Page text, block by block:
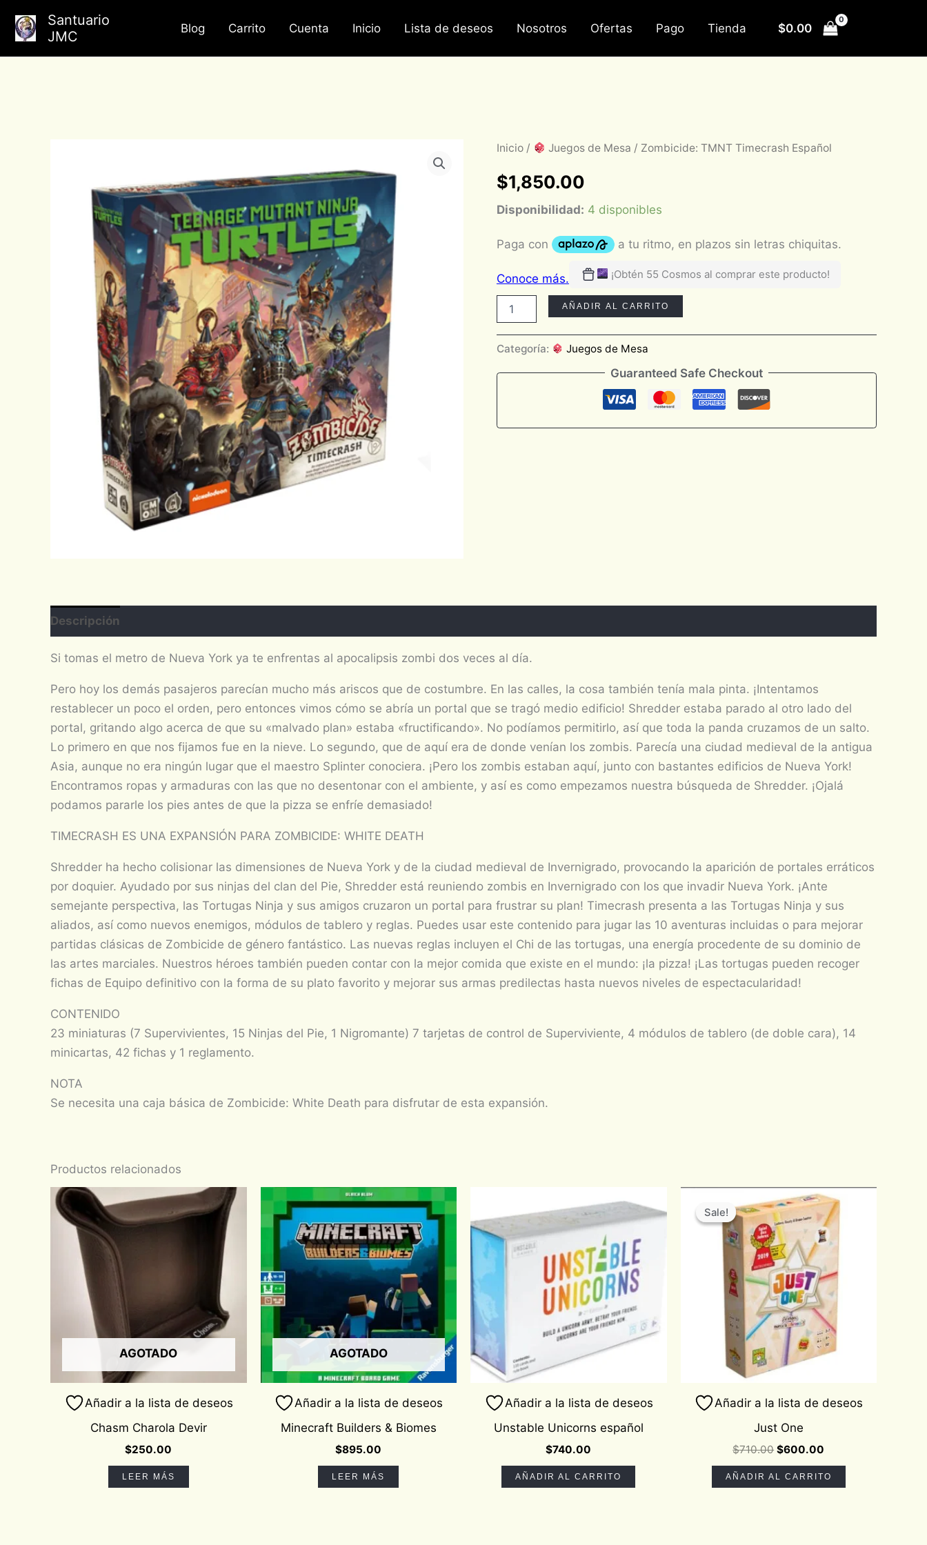
Santuario
JMC
Blog Carrito Cuenta Inicio Lista de deseos Nosotros Ofertas Pago Tienda $0.00
Inicio/ Juegos de Mesa / Zombicide: TMNT Timecrash Español
$1,850.00
Disponibilidad: 4 disponibles
¡Obtén 55 Cosmos al comprar este producto!
Zombicide:
Timecrash
Español
AÑADIR AL CARRITO
Categoría: Juegos de Mesa
Guaranteed Safe Checkout
Descripción
Si tomas el metro de Nueva York ya te enfrentas al apocalipsis zombi dos veces al día.
Pero hoy los demás pasajeros parecían mucho más ariscos que de costumbre. En las calles, la cosa también tenía mala pinta. ¡Intentamos
restablecer un poco el orden, pero entonces vimos cómo se abría un portal que se tragó medio edificio! Shredder estaba parado al otro lado del
portal, gritando algo acerca de que su «malvado plan» estaba «fructificando». No podíamos permitirlo, así que toda la panda cruzamos de un salto.
Lo primero en que nos fijamos fue en la nieve. Lo segundo, que de aquí era de donde venían los zombis. Parecía una ciudad medieval de la antigua
Asia, aunque no era ningún lugar que el maestro Splinter conociera. ¡Pero los zombis estaban aquí, junto con bastantes edificios de Nueva York!
Encontramos ropas y armaduras con las que no desentonar con el ambiente, y así es como empezamos nuestra búsqueda de Shredder. ¡Ojalá
podamos pararle los pies antes de que la pizza se enfríe demasiado!
TIMECRASH ES UNA EXPANSIÓN PARA ZOMBICIDE: WHITE DEATH
Shredder ha hecho colisionar las dimensiones de Nueva York y de la ciudad medieval de Invernigrado, provocando la aparición de portales erráticos
por doquier. Ayudado por sus ninjas del clan del Pie, Shredder está reuniendo zombis en Invernigrado con los que invadir Nueva York. ¡Ante
semejante perspectiva, las Tortugas Ninja y sus amigos cruzaron un portal para frustrar su plan! Timecrash presenta a las Tortugas Ninja y sus
aliados, así como nuevos enemigos, módulos de tablero y reglas. Puedes usar este contenido para jugar las 10 aventuras incluidas o para mejorar
partidas clásicas de Zombicide de género fantástico. Las nuevas reglas incluyen el Chi de las tortugas, una energía procedente de su dominio de
las artes marciales. Nuestros héroes también pueden contar con la mejor comida que existe en el mundo: ¡la pizza! ¡Las tortugas pueden recoger
fichas de Equipo definitivo con la forma de su plato favorito y mejorar sus armas predilectas hasta nuevos niveles de espectacularidad!
CONTENIDO
23 miniaturas (7 Supervivientes, 15 Ninjas del Pie, 1 Nigromante) 7 tarjetas de control de Superviviente, 4 módulos de tablero (de doble cara), 14
minicartas, 42 fichas y 1 reglamento.
NOTA
Se necesita una caja básica de Zombicide: White Death para disfrutar de esta expansión.
Productos relacionados
AGOTADO
Añadir a la lista de deseos
Chasm Charola Devir
$250.00
LEER MÁS
AGOTADO
Añadir a la lista de deseos
Minecraft Builders & Biomes
$895.00
LEER MÁS
Añadir a la lista de deseos
Unstable Unicorns español
$740.00
AÑADIR AL CARRITO
Sale!
Sale!
Añadir a la lista de deseos
Just One
$710.00
Original
price
was:
$710.00.
$600.00
Current
price
is:
$600.00.
AÑADIR AL CARRITO